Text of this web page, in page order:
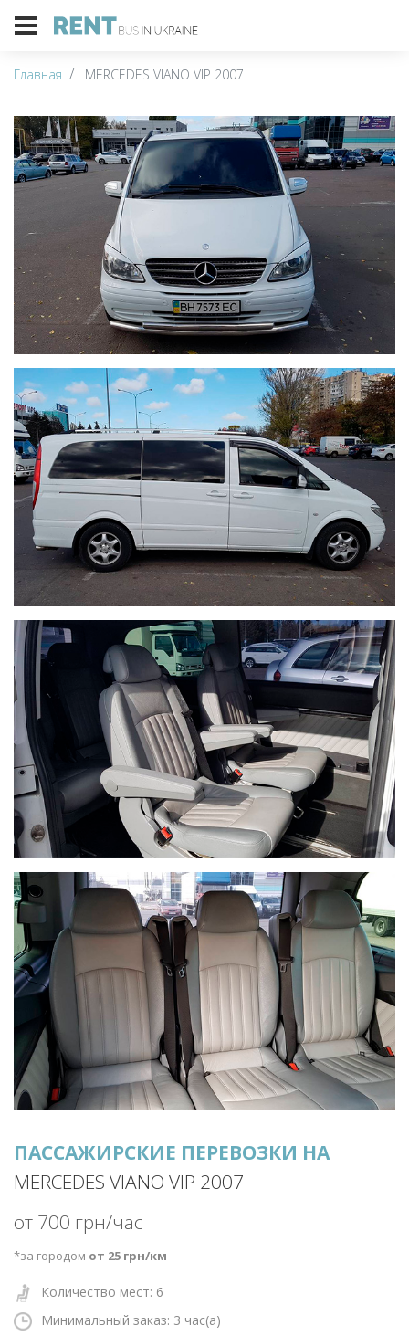
Главная MERCEDES VIANO VIP 2007
ПАССАЖИРСКИЕ ПЕРЕВОЗКИ НА
MERCEDES VIANO VIP 2007
от 700 грн/час
*за городом от 25 грн/км
Количество мест: 6
Минимальный заказ: 3 час(а)